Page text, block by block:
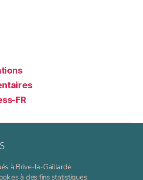
FR
à Brive-la-Gaillarde
à des fins statistiques